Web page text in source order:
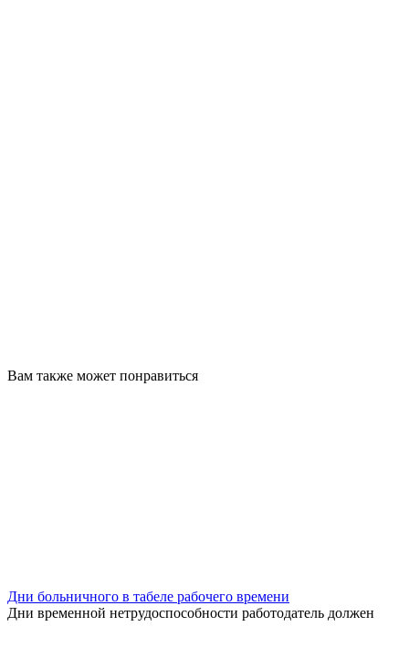
Вам также может понравиться
Дни больничного в табеле рабочего времени
Дни временной нетрудоспособности работодатель должен